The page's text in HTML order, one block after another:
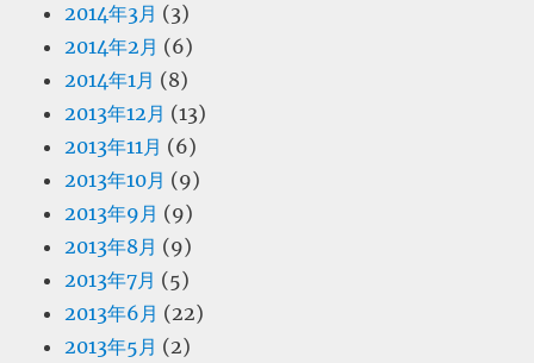
2014年3月 (3)
2014年2月 (6)
2014年1月 (8)
2013年12月 (13)
2013年11月 (6)
2013年10月 (9)
2013年9月 (9)
2013年8月 (9)
2013年7月 (5)
2013年6月 (22)
2013年5月 (2)